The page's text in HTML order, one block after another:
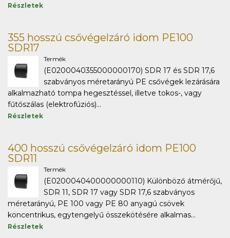
Részletek
355 hosszú csővégelzáró idom PE100
SDR17
Termék
(E0200040355000000170) SDR 17 és SDR 17,6
szabványos méretarányú PE csővégek lezárására
alkalmazható tompa hegesztéssel, illetve tokos-, vagy
fűtőszálas (elektrofúziós)...
Részletek
400 hosszú csővégelzáró idom PE100
SDR11
Termék
(E0200040400000000110) Különböző átmérőjű,
SDR 11, SDR 17 vagy SDR 17,6 szabványos
méretarányú, PE 100 vagy PE 80 anyagú csövek
koncentrikus, egytengelyű összekötésére alkalmas...
Részletek